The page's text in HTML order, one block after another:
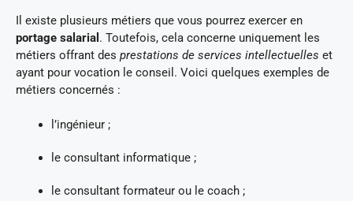
Il existe plusieurs métiers que vous pourrez exercer en
portage salarial . Toutefois, cela concerne uniquement les
métiers offrant des prestations de services intellectuelles et
ayant pour vocation le conseil. Voici quelques exemples de
métiers concernés :
l’ingénieur ;
le consultant informatique ;
le consultant formateur ou le coach ;